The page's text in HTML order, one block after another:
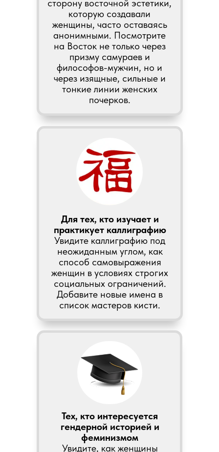
сторону восточной эстетики,
которую создавали
женщины, часто оставаясь
анонимными. Посмотрите
на Восток не только через
призму самураев и
философов-мужчин, но и
через изящные, сильные и
тонкие линии женских
почерков.
Для тех, кто изучает и
практикует каллиграфию
Увидите каллиграфию под
неожиданным углом, как
способ самовыражения
женщин в условиях строгих
социальных ограничений.
Добавите новые имена в
список мастеров кисти.
Тех, кто интересуется
гендерной историей и
феминизмом
Увидите, как женщины